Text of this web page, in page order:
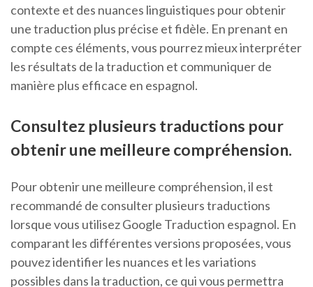
contexte et des nuances linguistiques pour obtenir
une traduction plus précise et fidèle. En prenant en
compte ces éléments, vous pourrez mieux interpréter
les résultats de la traduction et communiquer de
manière plus efficace en espagnol.
Consultez plusieurs traductions pour
obtenir une meilleure compréhension.
Pour obtenir une meilleure compréhension, il est
recommandé de consulter plusieurs traductions
lorsque vous utilisez Google Traduction espagnol. En
comparant les différentes versions proposées, vous
pouvez identifier les nuances et les variations
possibles dans la traduction, ce qui vous permettra